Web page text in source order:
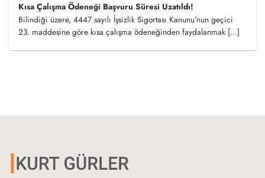
Kısa Çalışma Ödeneği Başvuru Süresi Uzatıldı!
Bilindiği üzere, 4447 sayılı İşsizlik Sigortası Kanunu’nun geçici
23. maddesine göre kısa çalışma ödeneğinden faydalanmak [...]